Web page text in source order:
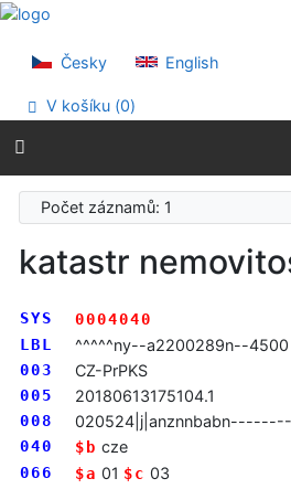
Přejít na obsah
Prohlášení o webové přístupnosti
Česky English
V košíku (0)
Počet záznamů: 1
katastr
SYS
0004040
LBL
^^^^^ny--a2200289n--4500
003 CZ-PrPKS
005 20180613175104.1
008
040 $b cze
066 $a 01 $c 03